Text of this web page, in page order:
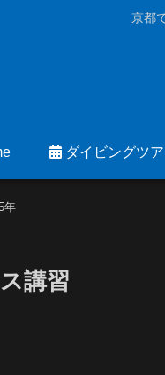
京都
ダイビングツ
年
講習